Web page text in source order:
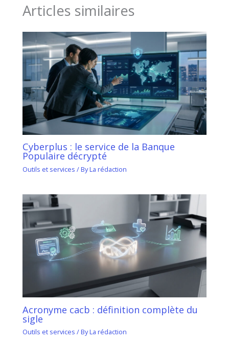
Articles similaires
Cyberplus : le service de la Banque
Populaire décrypté
Outils et services / ByLa rédaction
Acronyme cacb : définition complète du
sigle
Outils et services / ByLa rédaction